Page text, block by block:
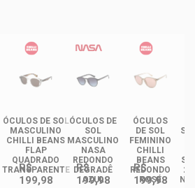
ÓCULOS DE SOL
MASCULINO
CHILLI BEANS
FLAP
QUADRADO
TRANSPARENTE
R$
199,98
ÓCULOS DE
SOL
MASCULINO
NASA
REDONDO
DEGRADÊ
AZUL
R$
199,98
ÓCULOS
DE SOL
FEMININO
CHILLI
BEANS
REDONDO
ROSÉ
R$
199,98